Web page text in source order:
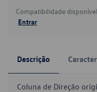
Compatibilidade
Entrar
Descrição
Coluna de Direção